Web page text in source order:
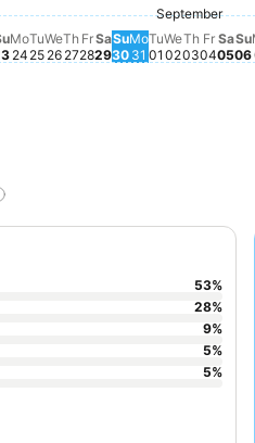
15
161718
August 19
August 20
August 21August 22
Sunday, August 23
￥23,222
Monday, August 24
￥25,099
Mo
24
Tuesday, August 25
￥27,067
Tu
25
Wednesday, August 26
￥27,023
We
26
Thursday, August 27
￥26,503
Th
27
Friday, August 28
￥29,043
Fr
28
Saturday, August
￥28,849
Sa
29
Sunday, August
￥21,476
Su
30
Monday,
￥23,222
Mo
31
Tuesday,
￥25,201
September
Tu
01
￥26,642
We
02
￥
Th
03
この
Fr
04
￥
Sa
05
Su
06
53%
28%
9%
5%
5%